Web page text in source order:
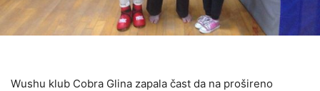
Wushu klub Cobra Glina zapala čast da na prošireno